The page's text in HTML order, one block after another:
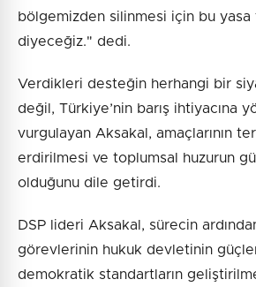
bölgemizden silinmesi için bu
diyeceğiz." dedi.
Verdikleri desteğin herhangi bir
değil, Türkiye’nin barış ihtiyacına
vurgulayan Aksakal, amaçlarının
erdirilmesi ve toplumsal huzurun
olduğunu dile getirdi.
DSP lideri Aksakal, sürecin
görevlerinin hukuk devletinin
demokratik standartların